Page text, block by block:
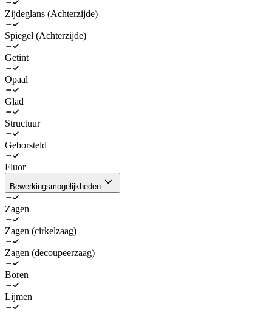
Zijdeglans (Achterzijde)
Spiegel (Achterzijde)
Getint
Opaal
Glad
Structuur
Geborsteld
Fluor
Bewerkingsmogelijkheden
Zagen
Zagen (cirkelzaag)
Zagen (decoupeerzaag)
Boren
Lijmen